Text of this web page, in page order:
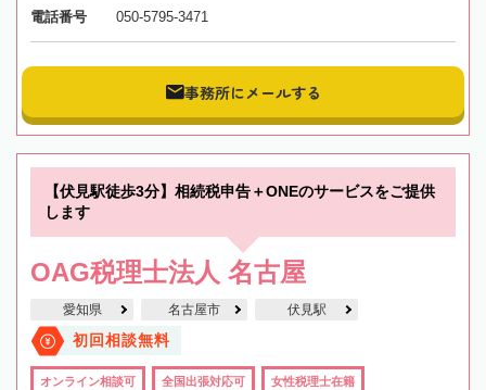
電話番号 050-5795-3471
事務所にメールする
【伏見駅徒歩3分】相続税申告＋ONEのサービスをご提供
します
OAG税理士法人 名古屋
愛知県 名古屋市 伏見駅
初回相談無料
オンライン相談可 全国出張対応可 女性税理士在籍